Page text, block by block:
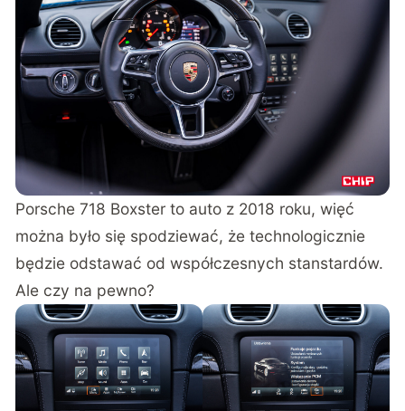
Porsche 718 Boxster to auto z 2018 roku, więć
można było się spodziewać, że technologicznie
będzie odstawać od współczesnych stanstardów.
Ale czy na pewno?